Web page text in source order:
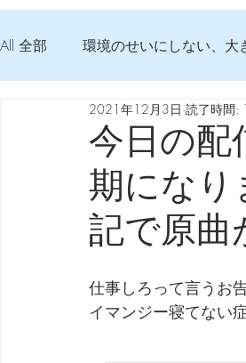
All 全部 環境のせいにしない、大
弦交換の記録 DTM 始める
Imanjy Studio 使われているモノ
今日の
期になり
記で原曲
2021年12月3日 読了時間:
仕事しろって言うお
イマンジー寝てない症